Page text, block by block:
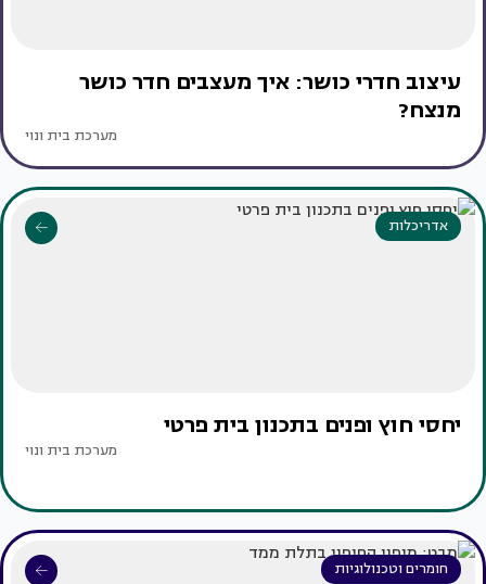
עיצוב חדרי כושר: איך מעצבים חדר כושר
מנצח?
מערכת בית ונוי
אדריכלות
יחסי חוץ ופנים בתכנון בית פרטי
מערכת בית ונוי
חומרים וטכנולוגיות